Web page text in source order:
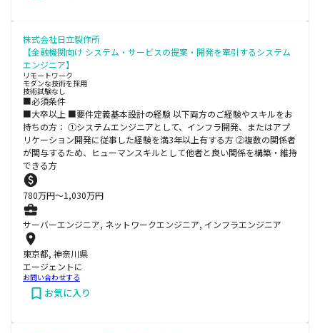
株式会社日立製作所
【金融機関向け システム・サービスの提案・開発を牽引するシステム
エンジニア】
リモートワーク
モダンな技術を採用
技術試験なし
■必須条件
■大卒以上 ■要件定義基本設計の経験 以下両方のご経験やスキルをお
持ちの方： ①システムエンジニアとして、インフラ開発、またはアプ
リケーション開発に従事した経験を満3年以上有する方 ②複数の関係者
が関与するため、ヒューマンスキルとして他者と良い関係を構築・維持
できる方
780万円〜1,030万円
サーバーエンジニア, ネットワークエンジニア, インフラエンジニア
東京都, 神奈川県
エージェントに
お問い合わせする
お気に入り